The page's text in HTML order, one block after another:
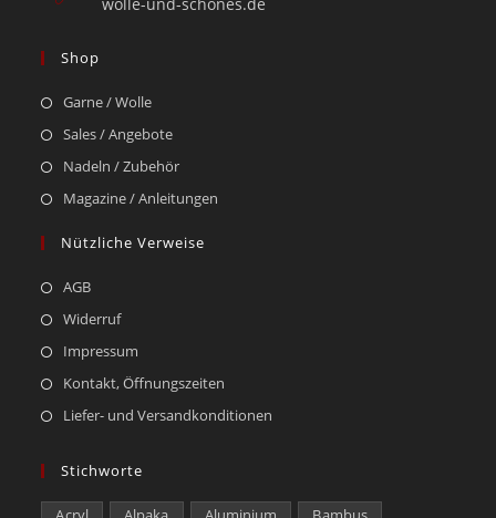
Shop
Garne / Wolle
Sales / Angebote
Nadeln / Zubehör
Magazine / Anleitungen
Nützliche Verweise
AGB
Widerruf
Impressum
Kontakt, Öffnungszeiten
Liefer- und Versandkonditionen
Stichworte